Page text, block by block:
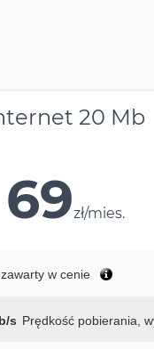
20 Mb
69zł/mies.
w cenie
s Prędkość pobierania,